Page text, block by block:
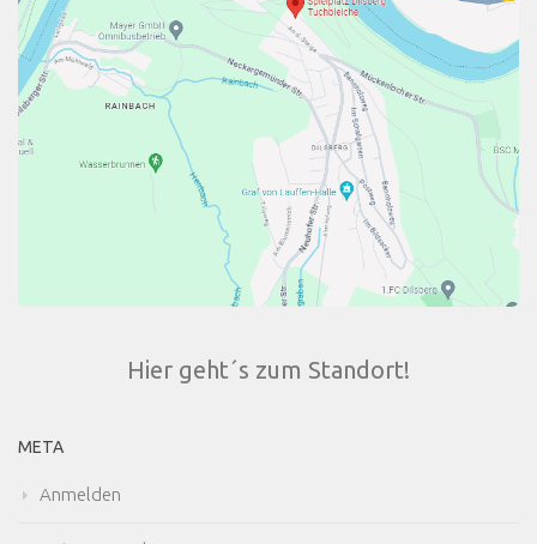
Hier geht´s zum Standort!
META
Anmelden